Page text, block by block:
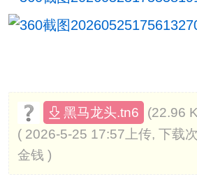
黑马龙头.tn6
(22.96
( 2026-5-25 17:57上传, 下载
金钱 )